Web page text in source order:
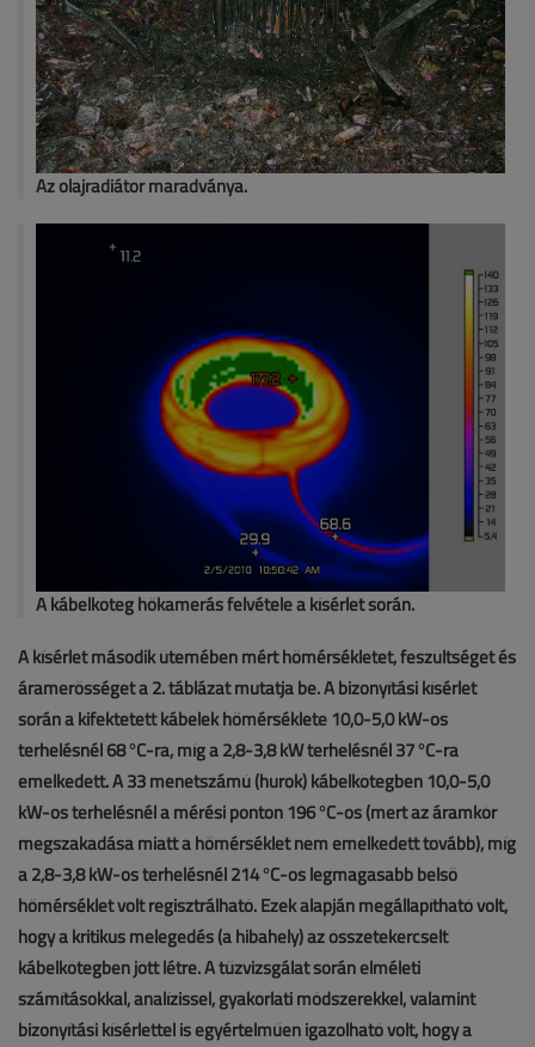
Az olajradiátor maradványa.
A kábelköteg hőkamerás felvétele a kísérlet során.
A kísérlet második ütemében mért hőmérsékletet, feszültséget és
áramerősséget a 2. táblázat mutatja be. A bizonyítási kísérlet
során a kifektetett kábelek hőmérséklete 10,0-5,0 kW-os
terhelésnél 68 °C-ra, míg a 2,8-3,8 kW terhelésnél 37 °C-ra
emelkedett. A 33 menetszámú (hurok) kábelkötegben 10,0-5,0
kW-os terhelésnél a mérési ponton 196 °C-os (mert az áramkör
megszakadása miatt a hőmérséklet nem emelkedett tovább), míg
a 2,8-3,8 kW-os terhelésnél 214 °C-os legmagasabb belső
hőmérséklet volt regisztrálható. Ezek alapján megállapítható volt,
hogy a kritikus melegedés (a hibahely) az összetekercselt
kábelkötegben jött létre. A tűzvizsgálat során elméleti
számításokkal, analízissel, gyakorlati módszerekkel, valamint
bizonyítási kísérlettel is egyértelműen igazolható volt, hogy a